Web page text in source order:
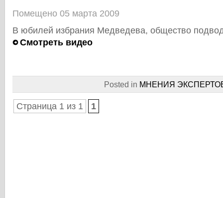
Помещено 05 марта 2009
В юбилей избрания Медведева, общество
Смотреть видео
Posted in МНЕНИЯ
Страница 1 из 1 1